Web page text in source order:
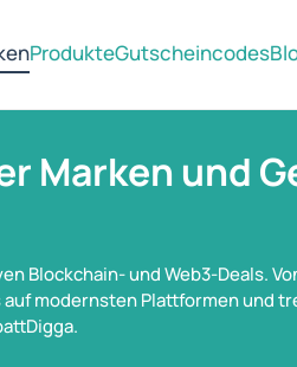
ProdukteGutscheincodes
Marken und
Blockchain- und Web3-Deals.
modernsten Plattformen und